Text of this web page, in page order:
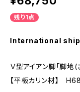
残り1点
International
Ｖ型アイアン脚「脚地(
【平板カリン材】